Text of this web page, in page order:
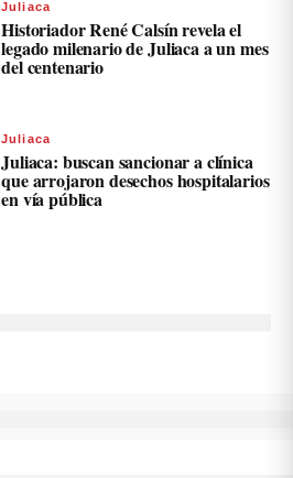
Juliaca
Historiador René Calsín revela el
legado milenario de Juliaca a un mes
del centenario
Juliaca
Juliaca: buscan sancionar a clínica
que arrojaron desechos hospitalarios
en vía pública